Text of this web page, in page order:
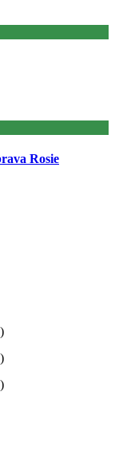
Rosie